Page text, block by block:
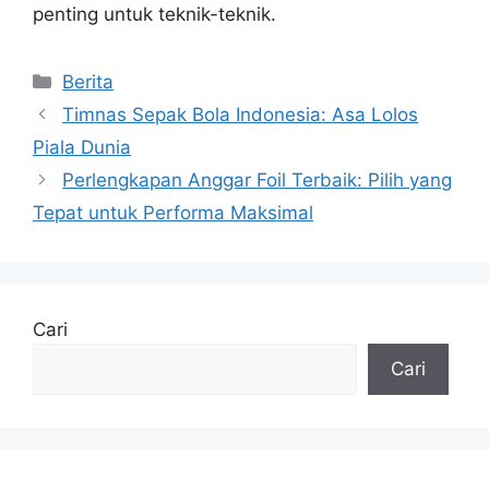
penting untuk teknik-teknik.
Kategori
Berita
Timnas Sepak Bola Indonesia: Asa Lolos
Piala Dunia
Perlengkapan Anggar Foil Terbaik: Pilih yang
Tepat untuk Performa Maksimal
Cari
Cari